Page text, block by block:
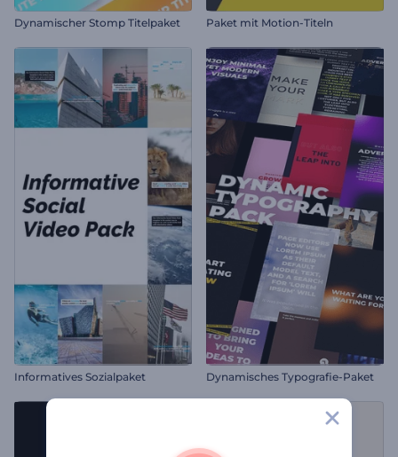
Dynamischer Stomp Titelpaket Paket mit Motion-Titeln
Informatives Sozialpaket Dynamisches Typografie-Paket